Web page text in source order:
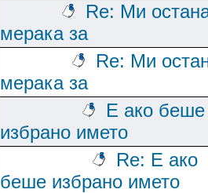
Re: Ми
мерака за
Re: Ми
мерака за
Е ако беше
избрано името
Re: Е ако
беше избрано името